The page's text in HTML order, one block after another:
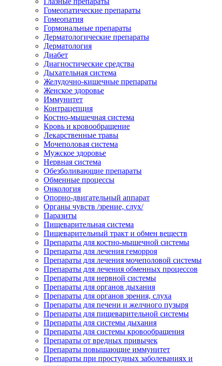
Гомеопатические препараты
Гомеопатия
Гормональные препараты
Дерматологические препараты
Дерматология
Диабет
Диагностические средства
Дыхательная система
Желудочно-кишечные препараты
Женское здоровье
Иммунитет
Контрацепция
Костно-мышечная система
Кровь и кровообращение
Лекарственные травы
Мочеполовая система
Мужское здоровье
Нервная система
Обезболивающие препараты
Обменные процессы
Онкология
Опорно-двигательный аппарат
Органы чувств /зрение, слух/
Паразиты
Пищеварительная система
Пищеварительный тракт и обмен веществ
Препараты для костно-мышечной системы
Препараты для лечения геморроя
Препараты для лечения мочеполовой системы
Препараты для лечения обменных процессов
Препараты для нервной системы
Препараты для органов дыхания
Препараты для органов зрения, слуха
Препараты для печени и желчного пузыря
Препараты для пищеварительной системы
Препараты для системы дыхания
Препараты для системы кровообращения
Препараты от вредных привычек
Препараты повышающие иммунитет
Препараты при простудных заболеваниях и